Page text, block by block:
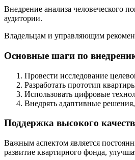
Внедрение анализа человеческого
аудитории.
Владельцам и управляющим
Основные шаги по
Провести исследование
Разработать прототип
Использовать цифровые
Внедрять адаптивные
Поддержка высокого
Важным аспектом является
развитие квартирного фонда,